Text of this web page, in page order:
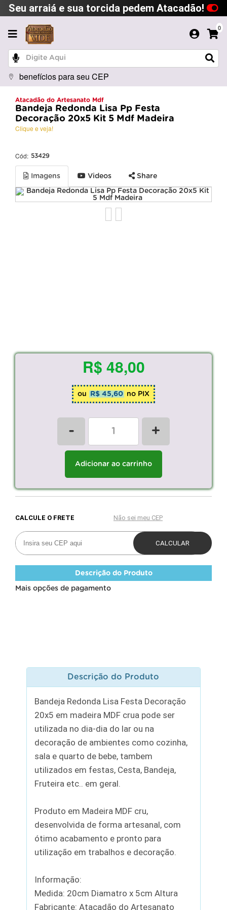
Seu arraiá e sua torcida pedem Atacadão!
0
benefícios para seu CEP
Atacadão do Artesanato Mdf
Bandeja Redonda Lisa Pp Festa
Decoração 20x5 Kit 5 Mdf Madeira
Clique e veja!
Cód: 53429
Imagens Videos Share
R$ 48,00
ou R$ 45,60 no PIX
- +
Adicionar ao carrinho
Descrição do Produto
Mais opções de pagamento
Descrição do Produto
Bandeja Redonda Lisa Festa Decoração
20x5 em madeira MDF crua pode ser
utilizada no dia-dia do lar ou na
decoração de ambientes como cozinha,
sala e quarto de bebe, tambem
utilizados em festas, Cesta, Bandeja,
Fruteira etc.. em geral.
Produto em Madeira MDF cru,
desenvolvida de forma artesanal, com
ótimo acabamento e pronto para
utilização em trabalhos e decoração.
Informação:
Medida: 20cm Diamatro x 5cm Altura
Fabricante: Atacadão do Artesanato